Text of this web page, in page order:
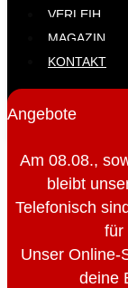
VERLEIH
MAGAZIN
KONTAKT
Angebote
Am 08.08.,
bleibt
Telefonisch
für
Unser Online-
deine